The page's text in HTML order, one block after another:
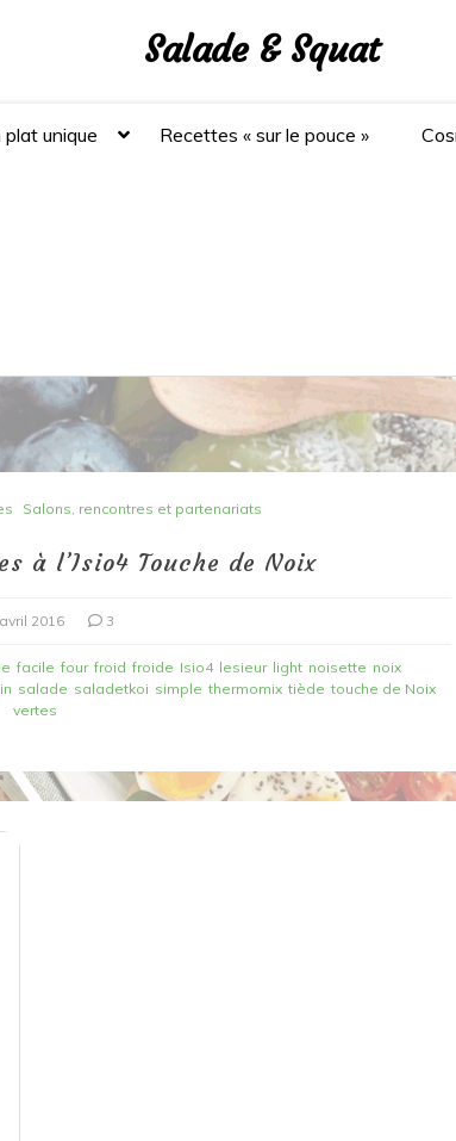
Salade & Squat
unique Recettes « sur le pouce »
Salons, rencontres et partenariats
à l’Isio4 Touche de Noix
2016 3
facile four froid froide Isio4 lesieur light noisette noix
salade saladetkoi simple thermomix tiède touche de Noix
vertes